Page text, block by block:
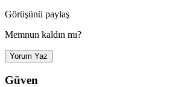
Görüşünü paylaş
Memnun kaldın mı?
Yorum Yaz
Güven